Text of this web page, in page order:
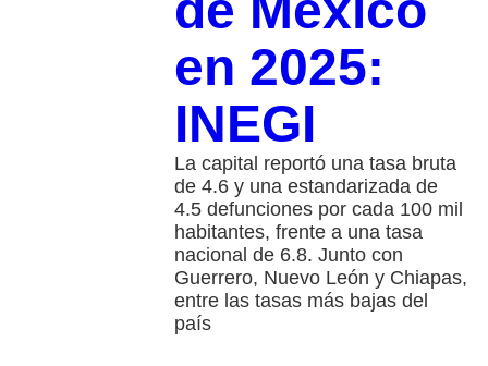
en 2025:
INEGI
La capital reportó una tasa bruta
de 4.6 y una estandarizada de
4.5 defunciones por cada 100 mil
habitantes, frente a una tasa
nacional de 6.8. Junto con
Guerrero, Nuevo León y Chiapas,
entre las tasas más bajas del
país